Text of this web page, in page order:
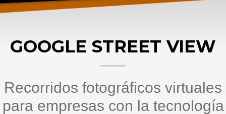
GOOGLE STREET VIEW
Recorridos fotográficos virtuales
para empresas con la tecnología